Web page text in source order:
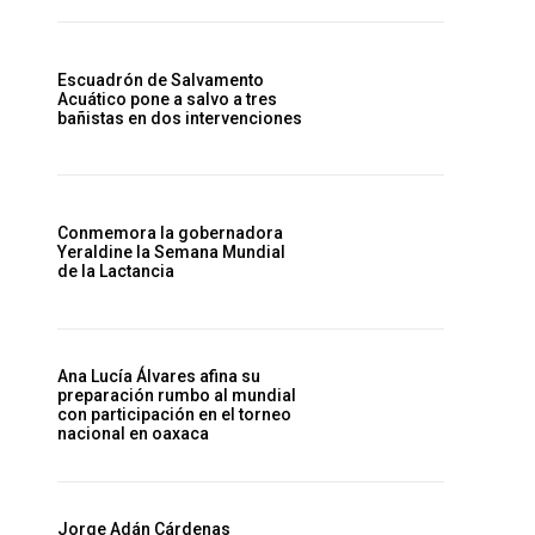
Escuadrón de Salvamento
Acuático pone a salvo a tres
bañistas en dos intervenciones
Conmemora la gobernadora
Yeraldine la Semana Mundial
de la Lactancia
Ana Lucía Álvares afina su
preparación rumbo al mundial
con participación en el torneo
nacional en oaxaca
Jorge Adán Cárdenas